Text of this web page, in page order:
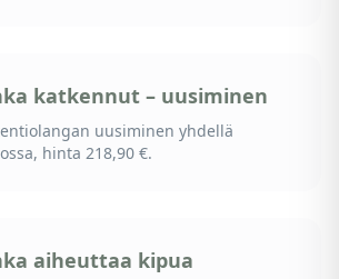
katkennut – uusiminen
uusiminen yhdellä
hinta 218,90 €.
aiheuttaa kipua